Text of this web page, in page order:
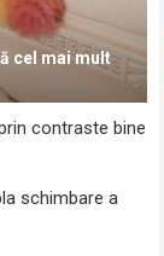
cel mai mult
contraste bine
schimbare a